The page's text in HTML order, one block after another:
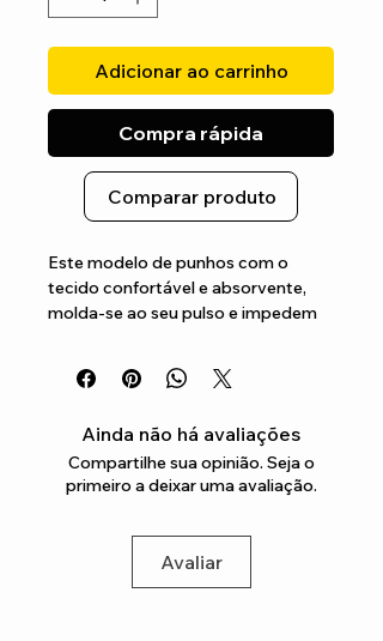
Adicionar ao carrinho
Compra rápida
Comparar produto
Este modelo de punhos com o
tecido confortável e absorvente,
molda-se ao seu pulso e impedem
suas mãos secas, para que possa
jogar o seu melhor jogo
Ainda não há avaliações
Compartilhe sua opinião. Seja o
primeiro a deixar uma avaliação.
Avaliar